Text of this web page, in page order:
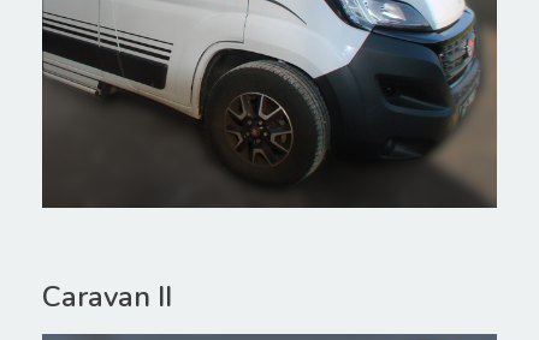
Caravan II